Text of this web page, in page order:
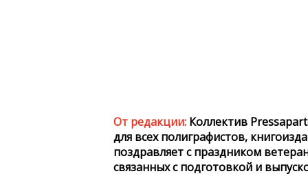
От редакции: Коллектив
для всех полиграфистов,
поздравляет с праздником
связанных с подготовкой и